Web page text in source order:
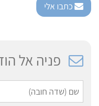
כתבו אלי
פניה אל